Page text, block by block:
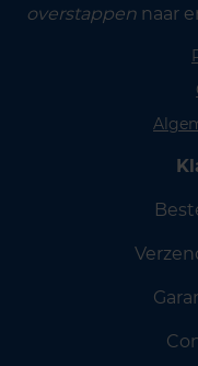
overstappen naar